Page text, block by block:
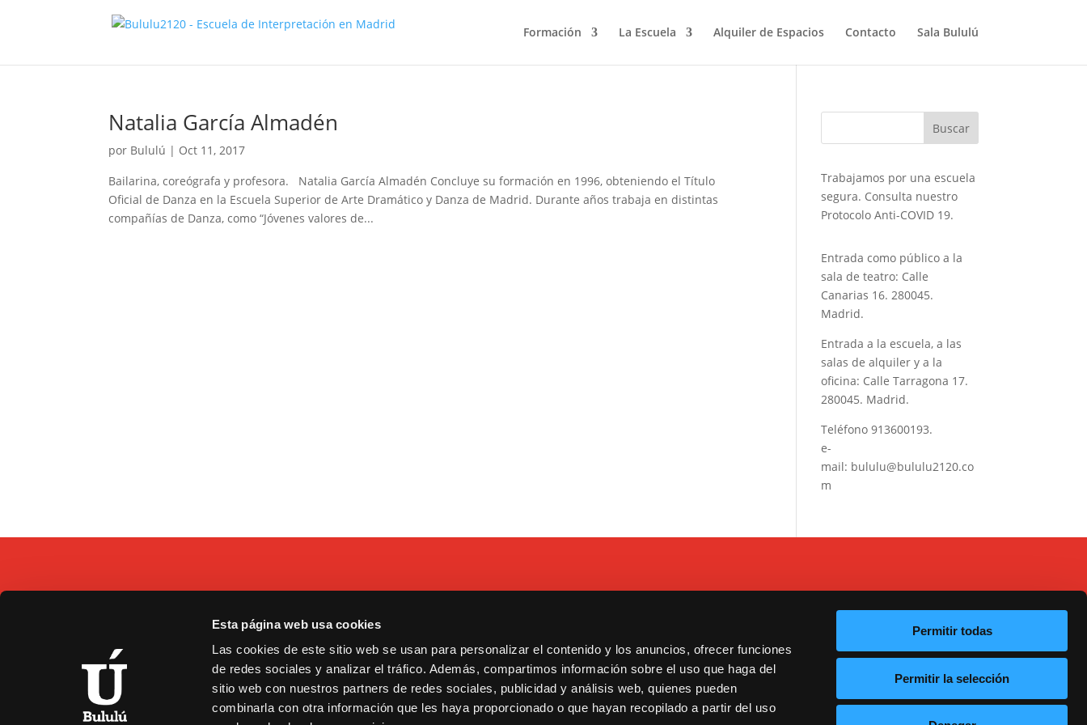
Esta página web usa cookies
Las cookies de este sitio web se usan para personalizar el contenido y los anuncios, ofrecer funciones
de redes sociales y analizar el tráfico. Además, compartimos información sobre el uso que haga del
sitio web con nuestros partners de redes sociales, publicidad y análisis web, quienes pueden
combinarla con otra información que les haya proporcionado o que hayan recopilado a partir del uso
Permitir todas
Permitir la selección
Formación La Escuela Alquiler de Espacios Contacto Sala Bululú
Natalia García Almadén
por Bululú | Oct 11, 2017
Bailarina, coreógrafa y profesora. Natalia García Almadén Concluye su formación en 1996, obteniendo el Título
Oficial de Danza en la Escuela Superior de Arte Dramático y Danza de Madrid. Durante años trabaja en distintas
compañías de Danza, como “Jóvenes valores de...
Trabajamos por una escuela
segura. Consulta nuestro
Protocolo Anti-COVID 19.
Entrada como público a la
sala de teatro: Calle
Canarias 16. 280045.
Madrid.
Entrada a la escuela, a las
salas de alquiler y a la
oficina: Calle Tarragona 17.
280045. Madrid.
Teléfono913600193.
e-
mail: bululu@bululu2120.co
m
C/ Tarragona, 17. Madrid.
913600193.
bululu@bululu2120.com
Cookies y privacidad
Copyright © 2021 Bululú 2120